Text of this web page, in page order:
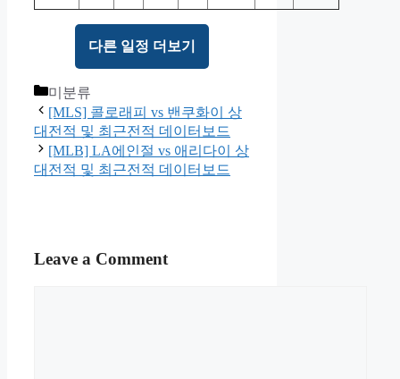
다른 일정 더보기
Categories
미분류
[MLS] 콜로래피 vs 밴쿠화이 상
대전적 및 최근전적 데이터보드
[MLB] LA에인절 vs 애리다이 상
대전적 및 최근전적 데이터보드
Leave a Comment